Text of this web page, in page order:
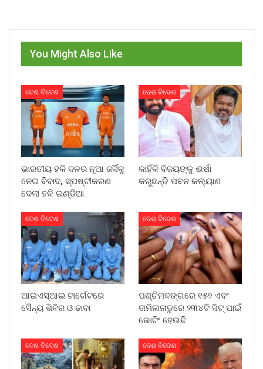
You Might Also Like
ଦେଶ ବିଦେଶ
ଭାରତୀୟ ହକି ଦଳର ନୂଆ ଜର୍ସିକୁ
ନେଇ ବିବାଦ, ସ୍ପଷ୍ଟୀକରଣ
ଦେଲା ହକି ଇଣ୍ଡିଆ
ଦେଶ ବିଦେଶ
କାହିଁକି ବିଜୟଙ୍କୁ ଈର୍ଷା
କରୁଛନ୍ତି ପବନ କଲ୍ୟାଣ
ଦେଶ ବିଦେଶ
ଆଇଏସ୍‌ଆଇ ଟାର୍ଗେଟରେ
ସୈନ୍ୟ ଶିବିର ଓ ଢାବା
ଦେଶ ବିଦେଶ
ପଶ୍ଚିମବଙ୍ଗରେ ୧୫୨ ଏବଂ
ତାମିଲନାଡୁରେ ୨୩୪ଟି ସିଟ୍ ପାଇଁ
ଭୋଟିଂ ହେଉଛି
ଦେଶ ବିଦେଶ ଦେଶ ବିଦେଶ